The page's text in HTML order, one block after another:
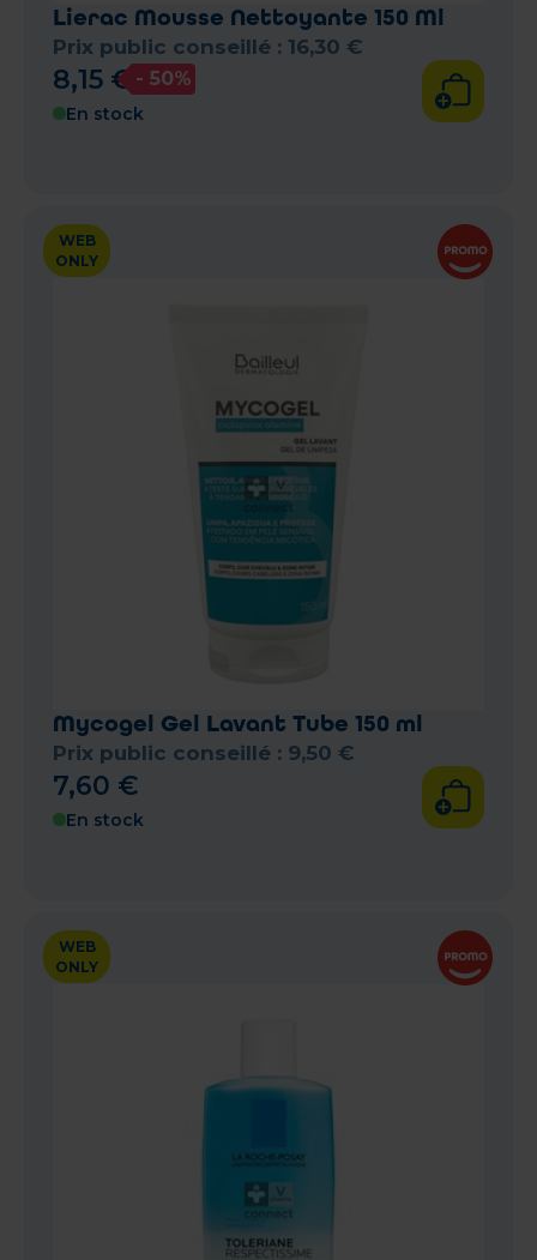
Lierac Mousse Nettoyante 150 Ml
Prix public conseillé : 16,30 €
8,15 € - 50%
En stock
WEB
ONLY
Mycogel Gel Lavant Tube 150 ml
Prix public conseillé : 9,50 €
7,60 €
En stock
WEB
ONLY